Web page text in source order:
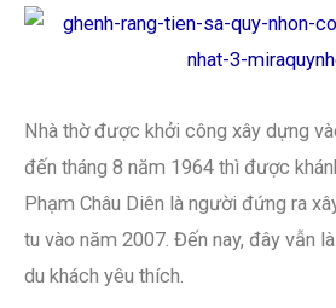
Nhà thờ được khởi công xây dựng
đến tháng 8 năm 1964 thì được
Phạm Châu Diên là người đứng ra
tu vào năm 2007. Đến nay, đây vẫn
du khách yêu thích.